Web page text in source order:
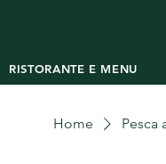
RISTORANTE E MENU
Home Pesca